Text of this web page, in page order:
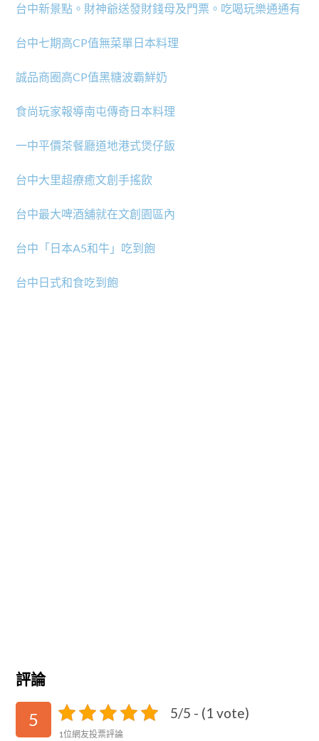
台中新景點。財神爺送發財錢母及門票。吃喝玩樂通通有
台中七期高CP值無菜單日本料理
誠品商圈高CP值黑糖波霸鮮奶
食尚玩家報導南屯傳奇日本料理
一中平價茶餐廳道地港式煲仔飯
台中大里超療癒文創手搖飲
台中最大啤酒舖就在文創園區內
台中「日本A5和牛」吃到飽
台中日式和食吃到飽
評論
5 5/5 - (1 vote)
1位網友投票評論